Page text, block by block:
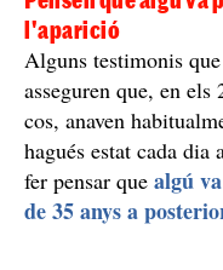
Un fort cop al
accident de trànsit
El cos d'aquesta jove
violència, que són
com amb un
forense revelen que
toràcica, sumats a un
compatible amb un